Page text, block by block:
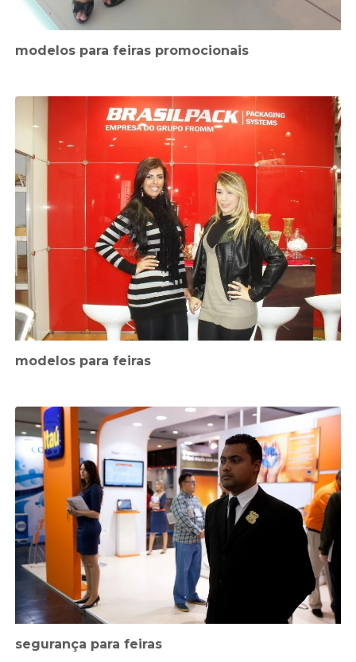
modelos para feiras promocionais
modelos para feiras
segurança para feiras